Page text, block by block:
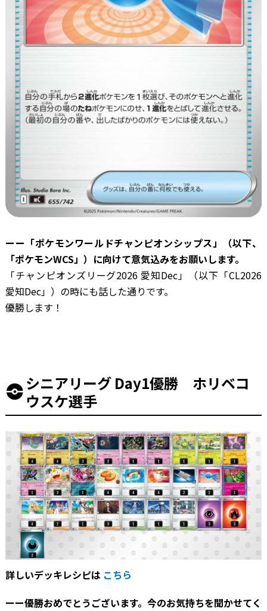
ーー「ポケモンワールドチャンピオンシップス」（以下、
「ポケモンWCS」）に向けて意気込みをお願いします。
「チャンピオンズリーグ2026 愛知Dec」（以下「CL2026
愛知Dec」）の時にも話した通りです。
優勝します！
シニアリーグ Day1優勝 ホリベコ
ウスケ選手
詳しいデッキレシピは こちら
ーー優勝おめでとうございます。今のお気持ちを聞かせてく